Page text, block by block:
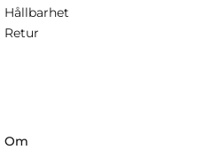
Hållbarhet
Retur
Om